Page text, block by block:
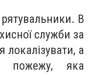
рятувальники. В
служби за
локалізувати, а
пожежу, яка